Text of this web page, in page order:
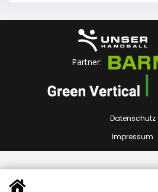
Partner:
Datenschutz
Impressum